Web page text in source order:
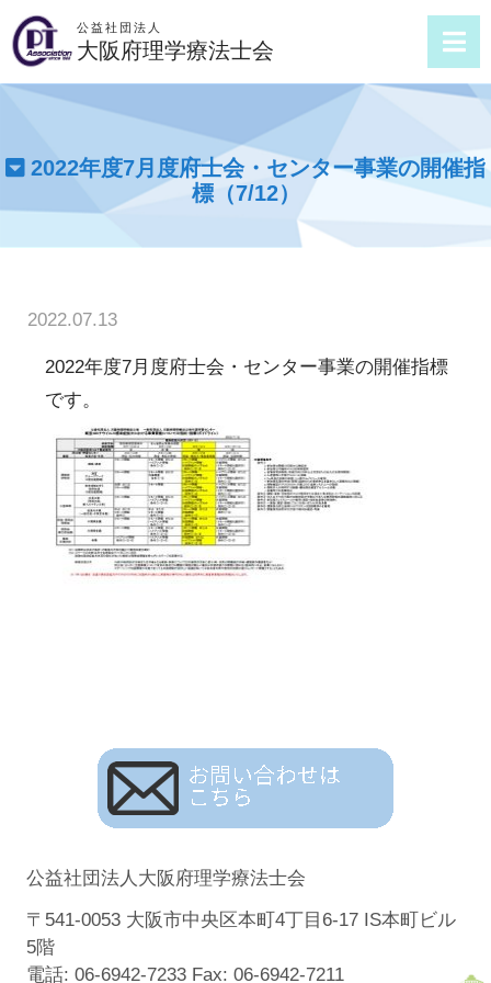
公益社団法人
大阪府理学療法士会
2022年度7月度府士会・センター事業の開催指
標（7/12）
2022.07.13
2022年度7月度府士会・センター事業の開催指標
です。
公益社団法人大阪府理学療法士会
〒541-0053 大阪市中央区本町4丁目6-17 IS本町ビル
5階
電話: 06-6942-7233 Fax: 06-6942-7211